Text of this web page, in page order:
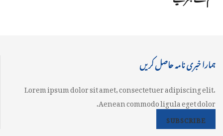
ہمارا خبری نامہ حاصل کریں
Lorem ipsum dolor sit amet, consectetuer adipiscing elit.
Aenean commodo ligula eget dolor.
SUBSCRIBE